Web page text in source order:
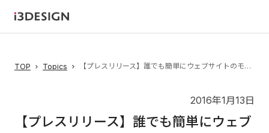
TOP Topics 【プレスリリース】誰でも簡単にウェブサイトのモバイル表示を高速化させるクラウドサービス 「Cheetah（チーター）」の提供開始
2016年1月13日
【プレスリリース】誰でも簡単にウェブ